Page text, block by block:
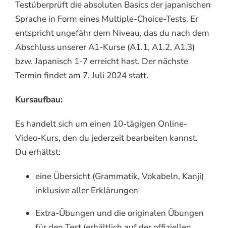
Testüberprüft die absoluten Basics der japanischen
Sprache in Form eines Multiple-Choice-Tests. Er
entspricht ungefähr dem Niveau, das du nach dem
Abschluss unserer A1-Kurse (A1.1, A1.2, A1.3)
bzw. Japanisch 1-7 erreicht hast. Der nächste
Termin findet am 7. Juli 2024 statt.
Kursaufbau:
Es handelt sich um einen 10-tägigen Online-
Video-Kurs, den du jederzeit bearbeiten kannst.
Du erhältst:
eine Übersicht (Grammatik, Vokabeln, Kanji)
inklusive aller Erklärungen
Extra-Übungen und die originalen Übungen